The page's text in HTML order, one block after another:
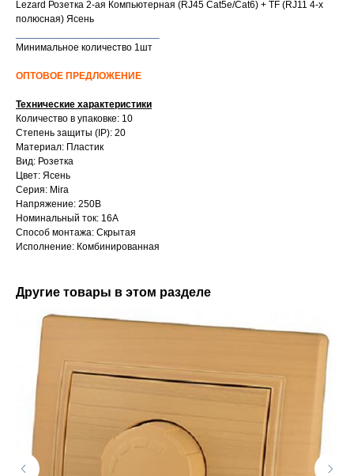
Lezard Розетка 2-ая Компьютерная (RJ45 Cat5e/Cat6) + TF (RJ11 4-х
полюсная) Ясень
Минимальное количество 1шт
ОПТОВОЕ ПРЕДЛОЖЕНИЕ
Технические характеристики
Количество в упаковке: 10
Степень защиты (IP): 20
Материал: Пластик
Вид: Розетка
Цвет: Ясень
Серия: Mira
Напряжение: 250В
Номинальный ток: 16А
Способ монтажа: Скрытая
Исполнение: Комбинированная
Другие товары в этом разделе